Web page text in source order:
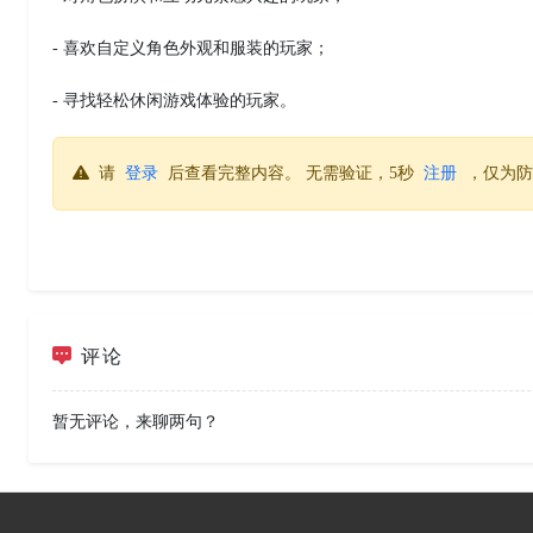
- 喜欢自定义角色外观和服装的玩家；
- 寻找轻松休闲游戏体验的玩家。
请 登录 后查看完整内容。 无需验证，5秒 注册 ，仅为
评论
暂无评论，来聊两句？